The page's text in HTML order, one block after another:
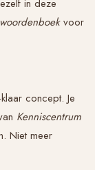
in deze
voor
concept. Je
Kenniscentrum
Niet meer